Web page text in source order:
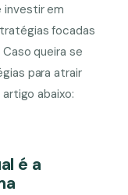
investir em
focadas
queira se
para atrair
abaixo:
é a